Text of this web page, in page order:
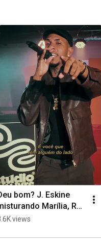
bom? J. Eskine
Marília, Ret
Xuxa no Arrocha!
views